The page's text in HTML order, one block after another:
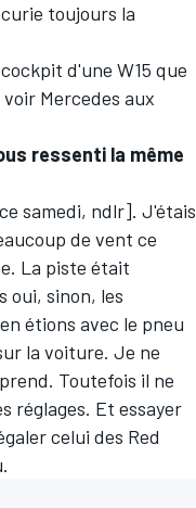
toujours la
d'une W15 que
Mercedes aux
ressenti la même
samedi, ndlr]. J'étais
de vent ce
La piste était
oui, sinon, les
étions avec le pneu
la voiture. Je ne
Toutefois il ne
réglages. Et essayer
celui des Red